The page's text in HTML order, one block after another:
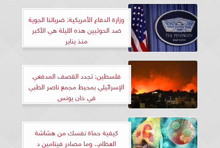
وزارة الدفاع الأمريكية: ضرباتنا الجوية
ضد الحوثيين هذه الليلة هي الأكبر
منذ يناير
فلسطين: تجدد القصف المدفعي
الإسرائيلي بمحيط مجمع ناصر الطبي
في خان يونس
كيفية حماة نفسك من هشاشة
العظام.. وما مصادر فيتامين د